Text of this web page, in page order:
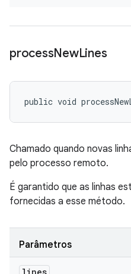
processNewLines
public void
Chamado quando novas
pelo processo remoto.
É garantido que as linhas
fornecidas a esse método.
Parâmetros